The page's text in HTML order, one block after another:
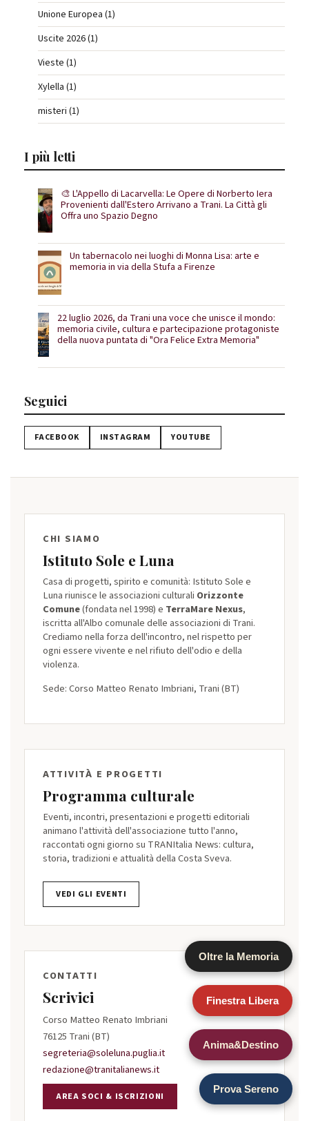
Oltre la Memoria
Finestra Libera
Anima&Destino
Prova Sereno
Unione Europea (1)
Uscite 2026 (1)
Vieste (1)
Xylella (1)
misteri (1)
I più letti
🎨 L'Appello di Lacarvella: Le Opere di Norberto Iera
Provenienti dall'Estero Arrivano a Trani. La Città gli
Offra uno Spazio Degno
Un tabernacolo nei luoghi di Monna Lisa: arte e
memoria in via della Stufa a Firenze
22 luglio 2026, da Trani una voce che unisce il mondo:
memoria civile, cultura e partecipazione protagoniste
della nuova puntata di "Ora Felice Extra Memoria"
Seguici
FACEBOOK INSTAGRAM YOUTUBE
CHI SIAMO
Istituto Sole e Luna
Casa di progetti, spirito e comunità: Istituto Sole e
Luna riunisce le associazioni culturali Orizzonte
Comune(fondata nel 1998) e TerraMare Nexus,
iscritta all'Albo comunale delle associazioni di Trani.
Crediamo nella forza dell'incontro, nel rispetto per
ogni essere vivente e nel rifiuto dell'odio e della
violenza.
Sede: Corso Matteo Renato Imbriani, Trani (BT)
ATTIVITÀ E PROGETTI
Programma culturale
Eventi, incontri, presentazioni e progetti editoriali
animano l'attività dell'associazione tutto l'anno,
raccontati ogni giorno su TRANItalia News: cultura,
storia, tradizioni e attualità della Costa Sveva.
VEDI GLI EVENTI
CONTATTI
Scrivici
Corso Matteo Renato Imbriani
76125 Trani (BT)
segreteria@soleluna.puglia.it
redazione@tranitalianews.it
AREA SOCI & ISCRIZIONI